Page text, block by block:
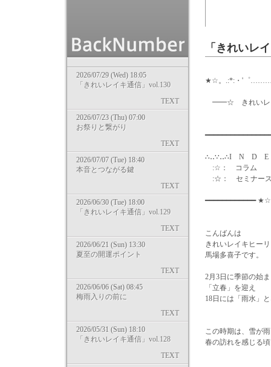
2026/07/29 (Wed) 18:05
「きれいレイキ通信」vol.130
TEXT
2026/07/23 (Thu) 07:00
お祭りと繋がり
TEXT
2026/07/07 (Tue) 18:40
本音とつながる鍵
TEXT
2026/06/30 (Tue) 18:00
「きれいレイキ通信」vol.129
TEXT
2026/06/21 (Sun) 13:30
夏至の開運ポイント
TEXT
2026/06/06 (Sat) 08:45
梅雨入りの前に
TEXT
2026/05/31 (Sun) 18:10
「きれいレイキ通信」vol.128
TEXT
「きれいレ
★☆。.:*:・'゜
━━☆ きれいレ
∴‥∵‥∴I N D E
:☆： コラム
:☆： セミナー
━━━━━━━━━━━━
こんばんは
きれいレイキヒー
馬場多喜子です。
2月3日に季節の始
「立春」を迎え
18日には「雨水」
この時期は、雪が
春の訪れを感じる